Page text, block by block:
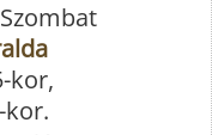
kor,
kor.